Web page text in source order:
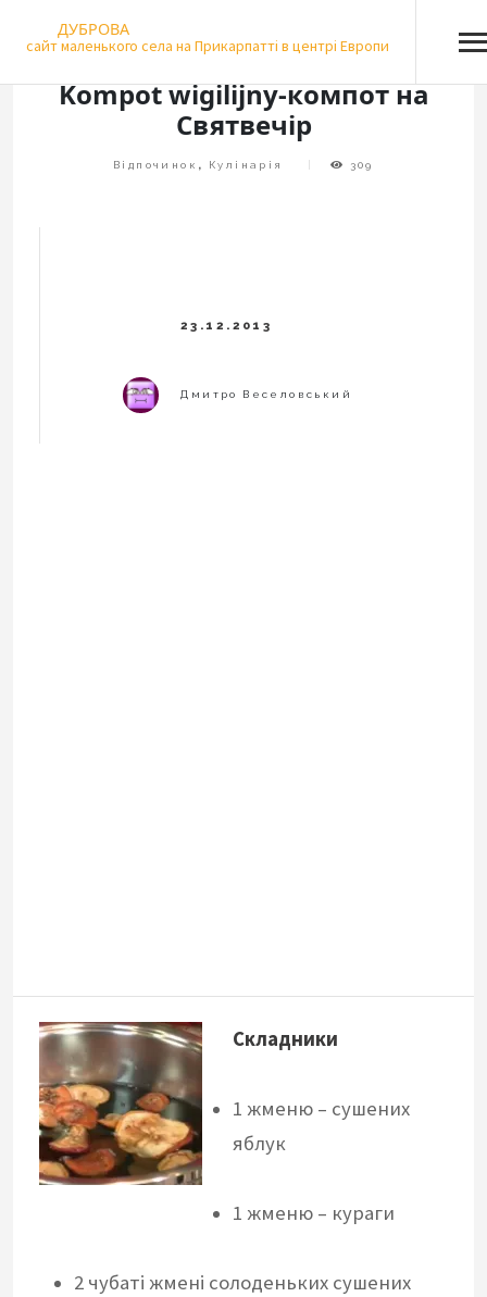
ДУБРОВА
сайт маленького села на Прикарпатті в центрі Европи
Kompot wigilijny-компот на
Святвечір
Відпочинок , Кулінарія 309
Складники
1 жменю – сушених
яблук
1 жменю – кураги
2 чубаті жмені солоденьких сушених